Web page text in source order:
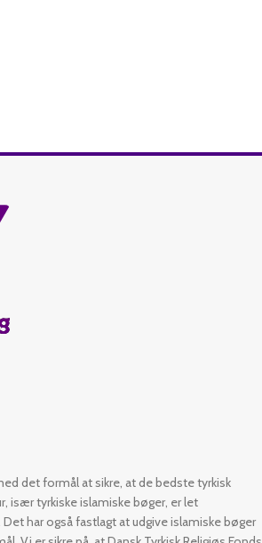
det formål at sikre, at de bedste tyrkisk
især tyrkiske islamiske bøger, er let
har også fastlagt at udgive islamiske bøger